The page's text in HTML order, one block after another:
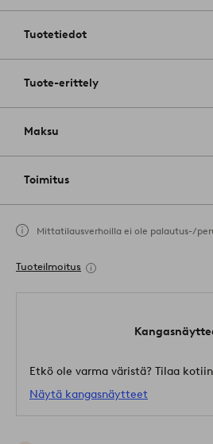
Tuotetiedot
Tuote-erittely
Maksu
Toimitus
Mittatilausverhoilla ei ole palautus-/
Tuoteilmoitus
Etkö ole varma väristä? Tilaa
Näytä kangasnäytteet